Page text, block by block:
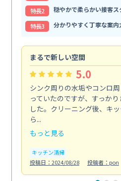
特⻑2
穏やかで柔らかい接客ス
特⻑3
分かりやすく丁寧な案内
まるで新しい空間
5.0
シンク周りの水垢やコンロ
っていたのですが、すっか
した。クリーニング後、キ
ら...
もっと見る
キッチン清掃
投稿日：2024/08/28
投稿者：pon